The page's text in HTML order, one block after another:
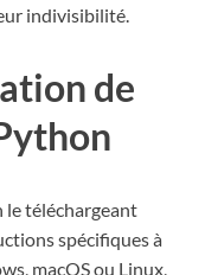
indivisibilité.
de
le téléchargeant
spécifiques à
macOS ou Linux,